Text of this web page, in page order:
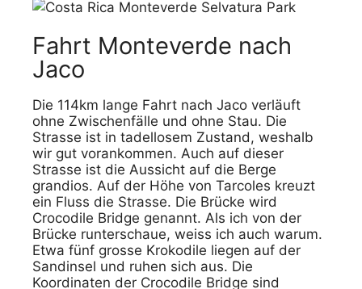
Fahrt Monteverde nach
Jaco
Die 114km lange Fahrt nach Jaco verläuft
ohne Zwischenfälle und ohne Stau. Die
Strasse ist in tadellosem Zustand, weshalb
wir gut vorankommen. Auch auf dieser
Strasse ist die Aussicht auf die Berge
grandios. Auf der Höhe von Tarcoles kreuzt
ein Fluss die Strasse. Die Brücke wird
Crocodile Bridge genannt. Als ich von der
Brücke runterschaue, weiss ich auch warum.
Etwa fünf grosse Krokodile liegen auf der
Sandinsel und ruhen sich aus. Die
Koordinaten der Crocodile Bridge sind